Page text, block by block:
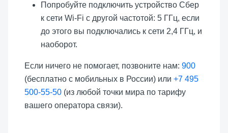
Попробуйте подключить устройство Сбер
к сети Wi-Fi с другой частотой: 5 ГГц, если
до этого вы подключались к сети 2,4 ГГц, и
наоборот.
Если ничего не помогает, позвоните нам: 900
(бесплатно с мобильных в России) или +7 495
500-55-50 (из любой точки мира по тарифу
вашего оператора связи).